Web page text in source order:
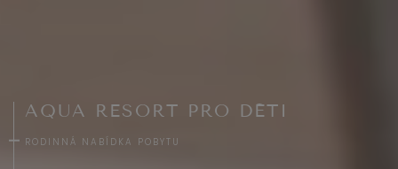
AQUA RESORT PRO DĚTI
RODINNÁ NABÍDKA POBYTU